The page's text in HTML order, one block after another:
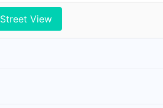
Street View